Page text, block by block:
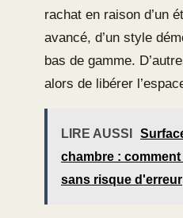
rachat en raison d’un
avancé, d’un style
bas de gamme.
alors de libérer
LIRE AUSSI
chambre : comment
sans risque d'erreur